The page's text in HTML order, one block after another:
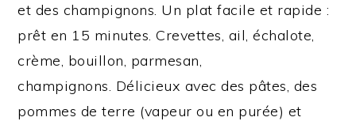
et des champignons. Un plat facile et rapide :
prêt en 15 minutes. Crevettes, ail, échalote,
crème, bouillon, parmesan,
champignons. Délicieux avec des pâtes, des
pommes de terre (vapeur ou en purée) et